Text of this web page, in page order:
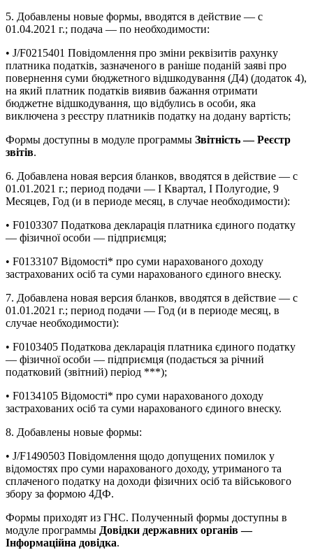
5. Добавлены новые формы, вводятся в действие — с
01.04.2021 г.; подача — по необходимости:
• J/F0215401 Повідомлення про зміни реквізитів рахунку
платника податків, зазначеного в раніше поданій заяві про
повернення суми бюджетного відшкодування (Д4) (додаток 4),
на який платник податків виявив бажання отримати
бюджетне відшкодування, що відбулись в особи, яка
виключена з реєстру платників податку на додану вартість;
Формы доступны в модуле программы Звітність — Реєстр
звітів.
6. Добавлена новая версия бланков, вводятся в действие — с
01.01.2021 г.; период подачи — І Квартал, І Полугодие, 9
Месяцев, Год (и в периоде месяц, в случае необходимости):
• F0103307 Податкова декларація платника єдиного податку
— фізичної особи — підприємця;
• F0133107 Відомості* про суми нарахованого доходу
застрахованих осіб та суми нарахованого єдиного внеску.
7. Добавлена новая версия бланков, вводятся в действие — с
01.01.2021 г.; период подачи — Год (и в периоде месяц, в
случае необходимости):
• F0103405 Податкова декларація платника єдиного податку
— фізичної особи — підприємця (подається за річний
податковий (звітний) період ***);
• F0134105 Відомості* про суми нарахованого доходу
застрахованих осіб та суми нарахованого єдиного внеску.
8. Добавлены новые формы:
• J/F1490503 Повідомлення щодо допущених помилок у
відомостях про суми нарахованого доходу, утриманого та
сплаченого податку на доходи фізичних осіб та військового
збору за формою 4ДФ.
Формы приходят из ГНС. Полученный формы доступны в
модуле программы Довідки державних органів —
Інформаційна довідка.